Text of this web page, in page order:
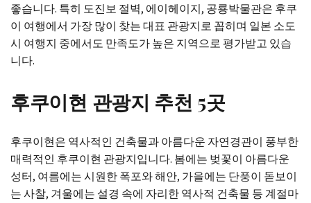
좋습니다. 특히 도진보 절벽, 에이헤이지, 공룡박물관은 후쿠
이 여행에서 가장 많이 찾는 대표 관광지로 꼽히며 일본 소도
시 여행지 중에서도 만족도가 높은 지역으로 평가받고 있습
니다.
후쿠이현 관광지 추천 5곳
후쿠이현은 역사적인 건축물과 아름다운 자연경관이 풍부한
매력적인 후쿠이현 관광지입니다. 봄에는 벚꽃이 아름다운
성터, 여름에는 시원한 폭포와 해안, 가을에는 단풍이 돋보이
는 사찰, 겨울에는 설경 속에 자리한 역사적 건축물 등 계절마